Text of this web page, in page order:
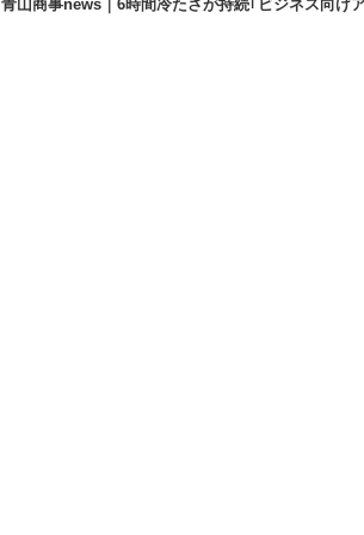
青山商事news｜6時間冷たさが持続｢ビジネス向け